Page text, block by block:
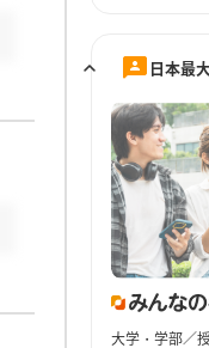
日本最
大学・学部／